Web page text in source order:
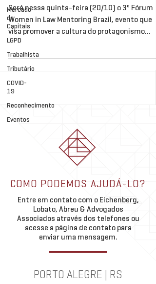
Mercado
de
Capitais
LGPD
Trabalhista
Tributário
COVID-
19
Reconhecimento
Eventos
Será nessa quinta-feira (20/10) o 3º Fórum
Women in Law Mentoring Brazil, evento que
visa promover a cultura do protagonismo
feminino no...
PORTO ALEGRE | RS
COMO PODEMOS AJUDÁ-LO?
Entre em contato com o Eichenberg,
Lobato, Abreu & Advogados
Associados através dos telefones ou
acesse a página de contato para
enviar uma mensagem.